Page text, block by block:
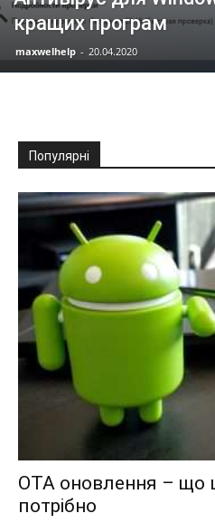
кращих програм
maxwelhelp - 20.04.2020
Популярні
OTA оновлення – що
потрібно